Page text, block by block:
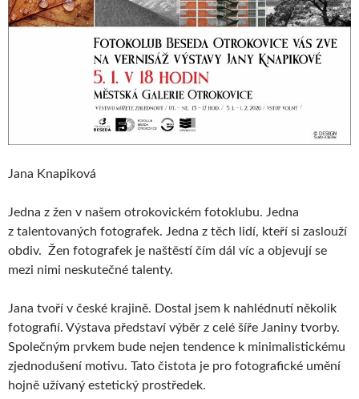
Jana Knapiková
Jedna z žen v našem otrokovickém fotoklubu. Jedna
z talentovaných fotografek. Jedna z těch lidí, kteří si zaslouží
obdiv. Žen fotografek je naštěstí čím dál víc a objevují se
mezi nimi neskutečné talenty.
Jana tvoří v české krajině. Dostal jsem k nahlédnutí několik
fotografií. Výstava představí výběr z celé šíře Janiny tvorby.
Společným prvkem bude nejen tendence k minimalistickému
zjednodušení motivu. Tato čistota je pro fotografické umění
hojně užívaný estetický prostředek.